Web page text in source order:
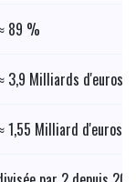
89 %
3,9 Milliards d'euros
1,55 Milliard d'euros